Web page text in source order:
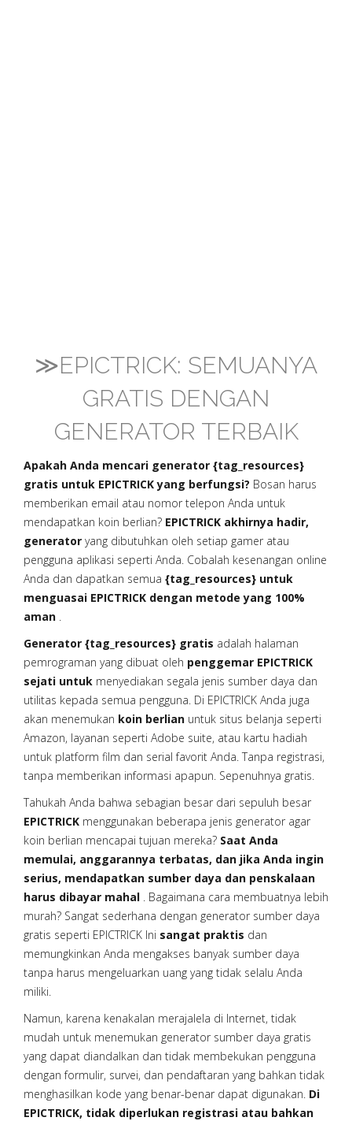
≫EPICTRICK: SEMUANYA
GRATIS DENGAN
GENERATOR TERBAIK
Apakah Anda mencari generator {tag_resources}
gratis untuk EPICTRICK yang berfungsi? Bosan harus
memberikan email atau nomor telepon Anda untuk
mendapatkan koin berlian? EPICTRICK akhirnya hadir,
generator yang dibutuhkan oleh setiap gamer atau
pengguna aplikasi seperti Anda. Cobalah kesenangan online
Anda dan dapatkan semua {tag_resources} untuk
menguasai EPICTRICK dengan metode yang 100%
aman .
Generator {tag_resources} gratis adalah halaman
pemrograman yang dibuat oleh penggemar EPICTRICK
sejati untuk menyediakan segala jenis sumber daya dan
utilitas kepada semua pengguna. Di EPICTRICK Anda juga
akan menemukan koin berlian untuk situs belanja seperti
Amazon, layanan seperti Adobe suite, atau kartu hadiah
untuk platform film dan serial favorit Anda. Tanpa registrasi,
tanpa memberikan informasi apapun. Sepenuhnya gratis.
Tahukah Anda bahwa sebagian besar dari sepuluh besar
EPICTRICK menggunakan beberapa jenis generator agar
koin berlian mencapai tujuan mereka? Saat Anda
memulai, anggarannya terbatas, dan jika Anda ingin
serius, mendapatkan sumber daya dan penskalaan
harus dibayar mahal . Bagaimana cara membuatnya lebih
murah? Sangat sederhana dengan generator sumber daya
gratis seperti EPICTRICK Ini sangat praktis dan
memungkinkan Anda mengakses banyak sumber daya
tanpa harus mengeluarkan uang yang tidak selalu Anda
miliki.
Namun, karena kenakalan merajalela di Internet, tidak
mudah untuk menemukan generator sumber daya gratis
yang dapat diandalkan dan tidak membekukan pengguna
dengan formulir, survei, dan pendaftaran yang bahkan tidak
menghasilkan kode yang benar-benar dapat digunakan. Di
EPICTRICK, tidak diperlukan registrasi atau bahkan